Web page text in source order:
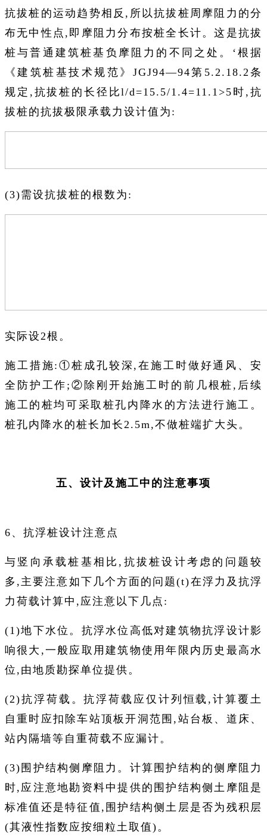
抗拔桩的运动趋势相反,所以抗拔桩周摩阻力的分
布无中性点,即摩阻力分布按桩全长计。这是抗拔
桩与普通建筑桩基负摩阻力的不同之处。‘根据
《建筑桩基技术规范》JGJ94—94第5.2.18.2条
规定,抗拔桩的长径比l/d=15.5/1.4=11.1>5时,抗
拔桩的抗拔极限承载力设计值为:
(3)需设抗拔桩的根数为:
实际设2根。
施工措施:①桩成孔较深,在施工时做好通风、安
全防护工作;②除刚开始施工时的前几根桩,后续
施工的桩均可采取桩孔内降水的方法进行施工。
桩孔内降水的桩长加长2.5m,不做桩端扩大头。
五、设计及施工中的注意事项
6、抗浮桩设计注意点
与竖向承载桩基相比,抗拔桩设计考虑的问题较
多,主要注意如下几个方面的问题(t)在浮力及抗浮
力荷载计算中,应注意以下几点:
(1)地下水位。抗浮水位高低对建筑物抗浮设计影
响很大,一般应取用建筑物使用年限内历史最高水
位,由地质勘探单位提供。
(2)抗浮荷载。抗浮荷载应仅计列恒载,计算覆土
自重时应扣除车站顶板开洞范围,站台板、道床、
站内隔墙等自重荷载不应漏计。
(3)围护结构侧摩阻力。计算围护结构的侧摩阻力
时,应注意地勘资料中提供的围护结构侧土摩阻是
标准值还是特征值,围护结构侧土层是否为残积层
(其液性指数应按细粒土取值)。